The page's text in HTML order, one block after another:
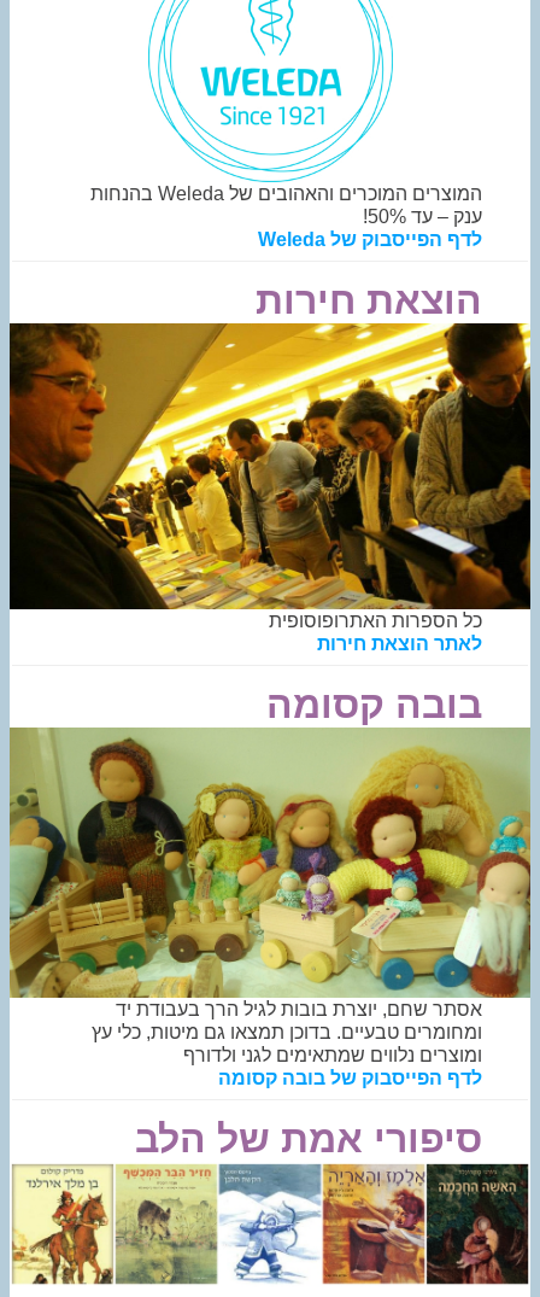
המוצרים המוכרים והאהובים של Weleda בהנחות
ענק – עד 50%!
לדף הפייסבוק של Weleda
הוצאת חירות
כל הספרות האתרופוסופית
לאתר הוצאת חירות
בובה קסומה
אסתר שחם, יוצרת בובות לגיל הרך בעבודת יד
ומחומרים טבעיים. בדוכן תמצאו גם מיטות, כלי עץ
ומוצרים נלווים שמתאימים לגני ולדורף
לדף הפייסבוק של בובה קסומה
סיפורי אמת של הלב